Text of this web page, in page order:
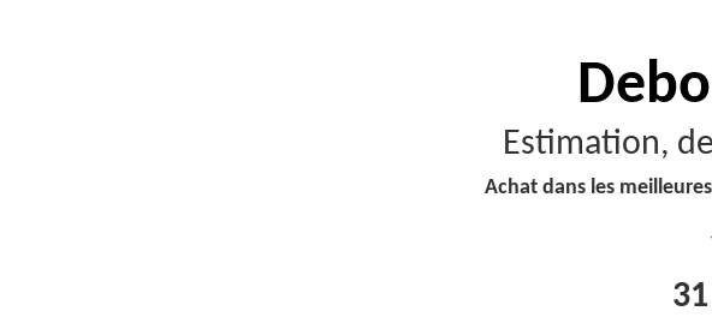
Estimation,
Achat dans les